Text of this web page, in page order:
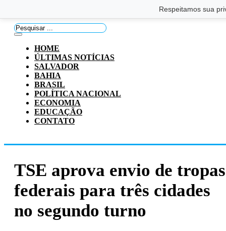
Respeitamos sua
Pesquisar
...
HOME
ÚLTIMAS NOTÍCIAS
SALVADOR
BAHIA
BRASIL
POLÍTICA NACIONAL
ECONOMIA
EDUCAÇÃO
CONTATO
TSE aprova envio de tropas
federais para três cidades
no segundo turno